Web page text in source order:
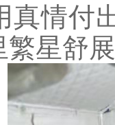
真情付
繁星舒